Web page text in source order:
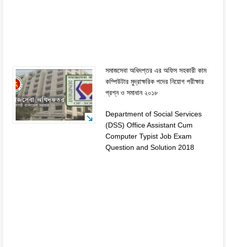
সমাজসেবা অধিদপ্তর এর অফিস সহকারী কাম
কম্পিউটার মুদ্রাক্ষরিক পদের নিয়োগ পরীক্ষার
প্রশ্ন ও সমাধান ২০১৮
Department of Social Services
(DSS) Office Assistant Cum
Computer Typist Job Exam
Question and Solution 2018